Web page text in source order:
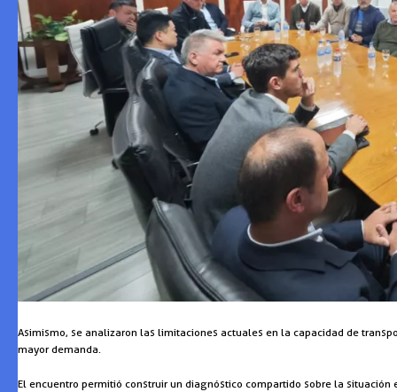
Asimismo, se analizaron las limitaciones actuales en la capacidad de
mayor demanda.
El encuentro permitió construir un diagnóstico compartido sobre la